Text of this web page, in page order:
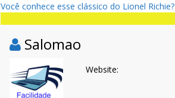
Você conhece esse clássico do Lionel Richie?
Salomao
Website: